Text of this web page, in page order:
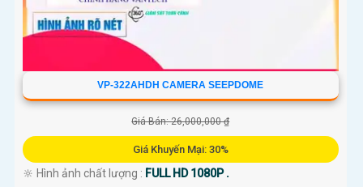
VP-322AHDH CAMERA SEEPDOME
Giá Bán: 26,000,000 ₫
Giá Khuyến Mại: 30%
🔆 Hình ảnh chất lượng : FULL HD 1080P .